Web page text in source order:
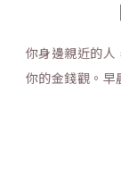
你身邊親近的人
你的金錢觀。早